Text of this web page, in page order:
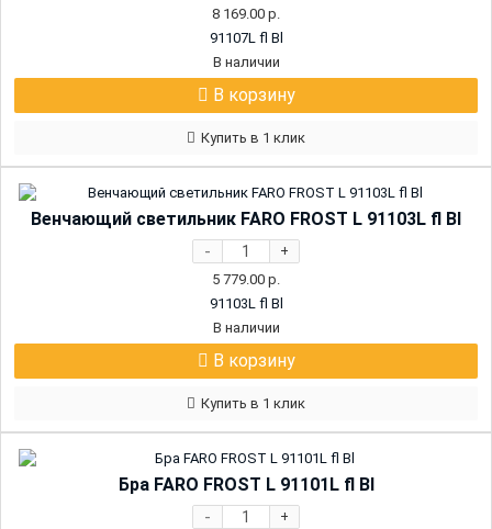
8 169.00 р.
91107L fl Bl
В наличии
В корзину
Купить в 1 клик
Венчающий светильник FARO FROST L 91103L fl Bl
- +
5 779.00 р.
91103L fl Bl
В наличии
В корзину
Купить в 1 клик
Бра FARO FROST L 91101L fl Bl
- +